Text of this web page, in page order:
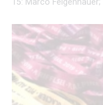
15: Marco Felgenhauer;